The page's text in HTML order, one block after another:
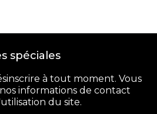
spéciales
à tout moment. Vous
informations de contact
du site.